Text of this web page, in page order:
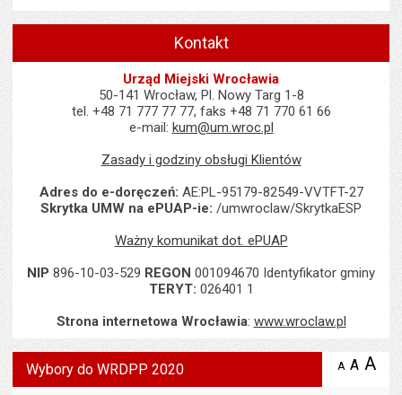
Kontakt
Urząd Miejski Wrocławia
50-141 Wrocław, Pl. Nowy Targ 1-8
tel. +48 71 777 77 77, faks +48 71 770 61 66
e-mail: kum@um.wroc.pl
Zasady i godziny obsługi Klientów
Adres do e-doręczeń: AE:PL-95179-82549-VVTFT-27
Skrytka UMW na ePUAP-ie: /umwroclaw/SkrytkaESP
Ważny komunikat dot. ePUAP
NIP 896-10-03-529 REGON 001094670 Identyfikator gminy
TERYT: 026401 1
Strona internetowa Wrocławia: www.wroclaw.pl
Wybory do WRDPP 2020 A zmniejsz
A A